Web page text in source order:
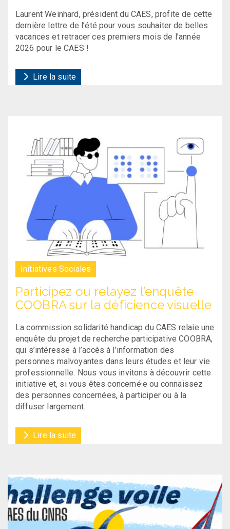
Laurent Weinhard, président du CAES, profite de cette
dernière lettre de l’été pour vous souhaiter de belles
vacances et retracer ces premiers mois de l’année
2026 pour le CAES !
Lire la suite
Initiatives Sociales
Participez ou relayez l’enquête
COOBRA sur la déficience visuelle
La commission solidarité handicap du CAES relaie une
enquête du projet de recherche participative COOBRA,
qui s’intéresse à l’accès à l’information des
personnes malvoyantes dans leurs études et leur vie
professionnelle. Nous vous invitons à découvrir cette
initiative et, si vous êtes concerné·e ou connaissez
des personnes concernées, à participer ou à la
diffuser largement.
Lire la suite